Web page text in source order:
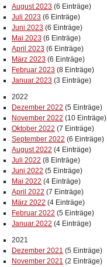
August 2023 (6 Einträge)
Juli 2023 (6 Einträge)
Juni 2023 (6 Einträge)
Mai 2023 (6 Einträge)
April 2023 (6 Einträge)
März 2023 (6 Einträge)
Februar 2023 (8 Einträge)
Januar 2023 (3 Einträge)
2022
Dezember 2022 (5 Einträge)
November 2022 (10 Einträge)
Oktober 2022 (7 Einträge)
September 2022 (6 Einträge)
August 2022 (4 Einträge)
Juli 2022 (8 Einträge)
Juni 2022 (5 Einträge)
Mai 2022 (4 Einträge)
April 2022 (7 Einträge)
März 2022 (4 Einträge)
Februar 2022 (5 Einträge)
Januar 2022 (4 Einträge)
2021
Dezember 2021 (5 Einträge)
November 2021 (2 Einträge)